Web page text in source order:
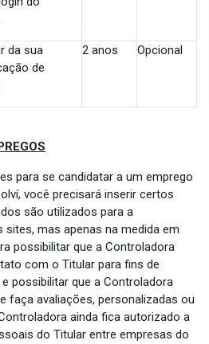
da sua
de
2 anos Opcional
para se candidatar a um emprego
você precisará inserir certos
são utilizados para a
mas apenas na medida em
possibilitar que a Controladora
com o Titular para fins de
possibilitar que a Controladora
faça avaliações, personalizadas ou
ainda fica autorizado a
do Titular entre empresas do